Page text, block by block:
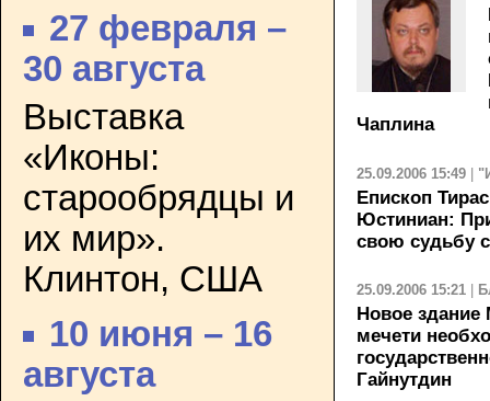
27 февраля –
30 августа
Выставка
«Иконы:
старообрядцы и
их мир».
Клинтон, США
10 июня – 16
августа
Чаплина
25.09.2006 15:49 |
Епископ
Юстиниан:
свою судьбу
25.09.2006 15:21
Новое здание
мечети
Гайнутдин